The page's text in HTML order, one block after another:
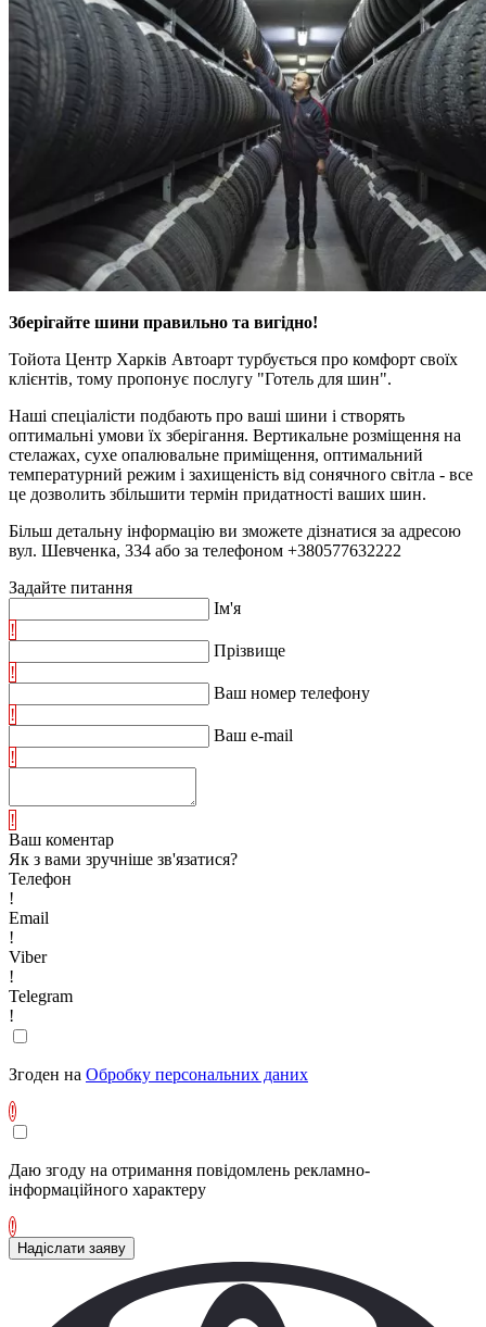
Зберігайте шини правильно та вигідно!
Тойота Центр Харків Автоарт турбується про комфорт своїх
клієнтів, тому пропонує послугу "Готель для шин".
Наші спеціалісти подбають про ваші шини і створять
оптимальні умови їх зберігання. Вертикальне розміщення на
стелажах, сухе опалювальне приміщення, оптимальний
температурний режим і захищеність від сонячного світла - все
це дозволить збільшити термін придатності ваших шин.
Більш детальну інформацію ви зможете дізнатися за адресою
вул. Шевченка, 334 або за телефоном +380577632222
Задайте питання
Ім'я
!
Прізвище
!
Ваш номер телефону
!
Ваш e-mail
!
!
Ваш коментар
Як з вами зручніше зв'язатися?
Телефон
!
Email
!
Viber
!
Telegram
!
Згоден на Обробку персональних даних
!
Даю згоду на отримання повідомлень рекламно-
інформаційного характеру
!
Надіслати заяву